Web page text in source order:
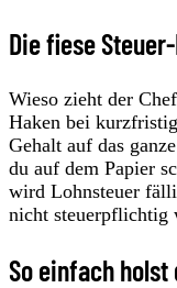
Die fiese
Wieso zieht der
Haken bei
Gehalt auf das
du auf dem Papier
wird Lohnsteuer
nicht steuerpflichtig
So einfach